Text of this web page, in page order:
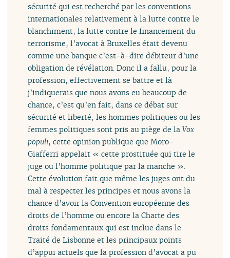
sécurité qui est recherché par les conventions
internationales relativement à la lutte contre le
blanchiment, la lutte contre le financement du
terrorisme, l’avocat à Bruxelles était devenu
comme une banque c’est-à-dire débiteur d’une
obligation de révélation. Donc il a fallu, pour la
profession, effectivement se battre et là
j’indiquerais que nous avons eu beaucoup de
chance, c’est qu’en fait, dans ce débat sur
sécurité et liberté, les hommes politiques ou les
femmes politiques sont pris au piège de laVox
populi, cette opinion publique que Moro-
Giafferri appelait « cette prostituée qui tire le
juge ou l’homme politique par la manche ».
Cette évolution fait que même les juges ont du
mal à respecter les principes et nous avons la
chance d’avoir la Convention européenne des
droits de l’homme ou encore la Charte des
droits fondamentaux qui est inclue dans le
Traité de Lisbonne et les principaux points
d’appui actuels que la profession d’avocat a pu